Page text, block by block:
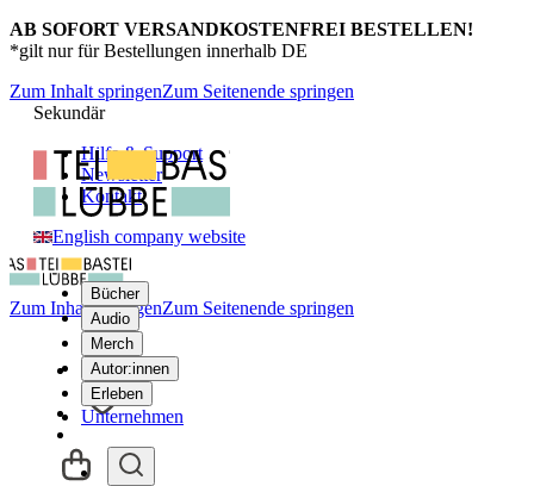
AB SOFORT VERSANDKOSTENFREI BESTELLEN!
*gilt nur für Bestellungen innerhalb DE
Zum Inhalt springenZum Seitenende springen
Sekundär
Hilfe & Support
Newsletter
Kontakt
English company website
Bücher
Audio
Merch
Autor:innen
Erleben
Unternehmen
Zum Inhalt springenZum Seitenende springen